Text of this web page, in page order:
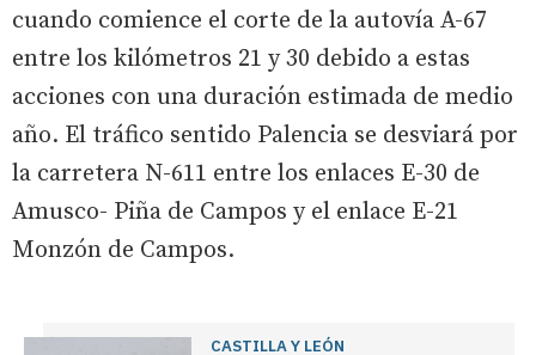
cuando comience el corte de la autovía A-67
entre los kilómetros 21 y 30 debido a estas
acciones con una duración estimada de medio
año. El tráfico sentido Palencia se desviará por
la carretera N-611 entre los enlaces E-30 de
Amusco- Piña de Campos y el enlace E-21
Monzón de Campos.
CASTILLA Y LEÓN